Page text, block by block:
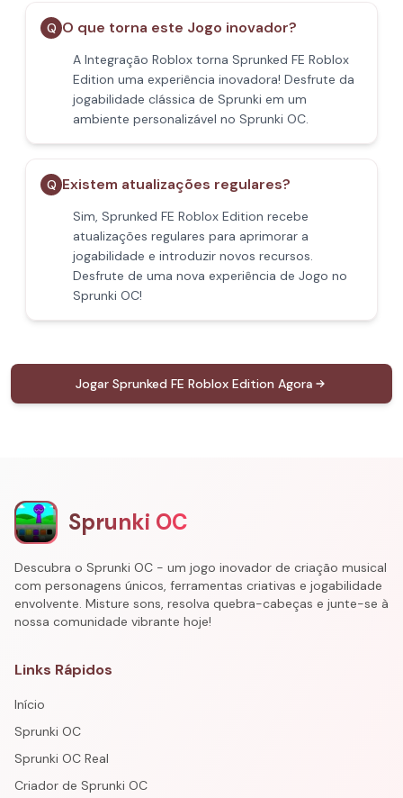
Q O que torna este Jogo inovador?
A Integração Roblox torna Sprunked FE Roblox
Edition uma experiência inovadora! Desfrute da
jogabilidade clássica de Sprunki em um
ambiente personalizável no Sprunki OC.
Q Existem atualizações regulares?
Sim, Sprunked FE Roblox Edition recebe
atualizações regulares para aprimorar a
jogabilidade e introduzir novos recursos.
Desfrute de uma nova experiência de Jogo no
Sprunki OC!
Jogar Sprunked FE Roblox Edition Agora
Sprunki OC
Descubra o Sprunki OC - um jogo inovador de criação musical
com personagens únicos, ferramentas criativas e jogabilidade
envolvente. Misture sons, resolva quebra-cabeças e junte-se à
nossa comunidade vibrante hoje!
Links Rápidos
Início
Sprunki OC
Sprunki OC Real
Criador de Sprunki OC